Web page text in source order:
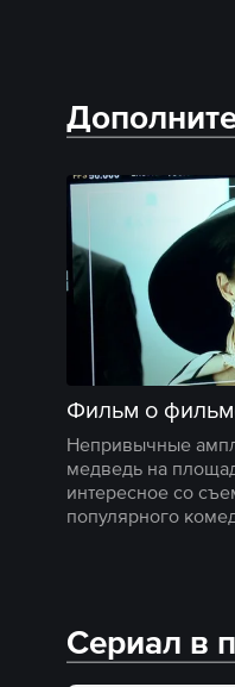
Фильм о
Непривычные
медведь на
интересное со
популярного
Сериал в